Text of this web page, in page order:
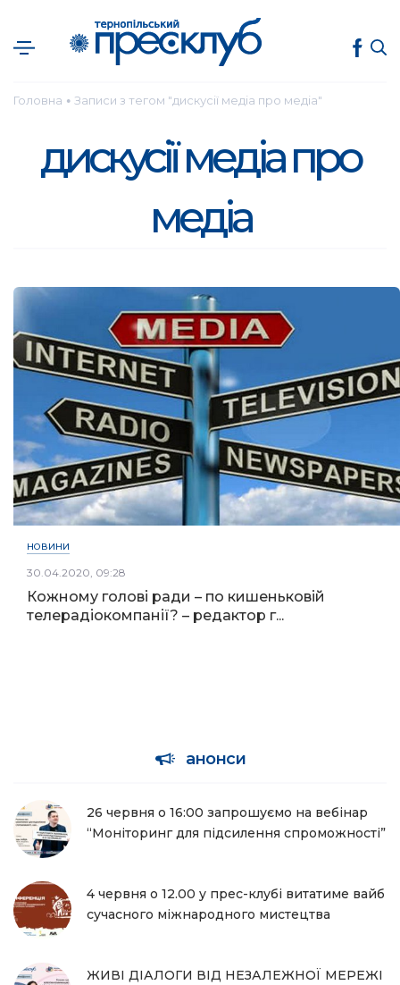
Головна ● Записи з тегом "дискусії медіа про медіа"
дискусії медіа про
медіа
НОВИНИ
30.04.2020, 09:28
Кожному голові ради – по кишеньковій
телерадіокомпанії? – редактор г...
анонси
26 червня о 16:00 запрошуємо на вебінар
“Моніторинг для підсилення спроможності”
4 червня о 12.00 у прес-клубі витатиме вайб
сучасного міжнародного мистецтва
ЖИВІ ДІАЛОГИ ВІД НЕЗАЛЕЖНОЇ МЕРЕЖІ